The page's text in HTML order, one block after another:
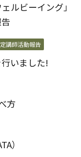
ルビーイング」
講師活動報告
いました!
方
）